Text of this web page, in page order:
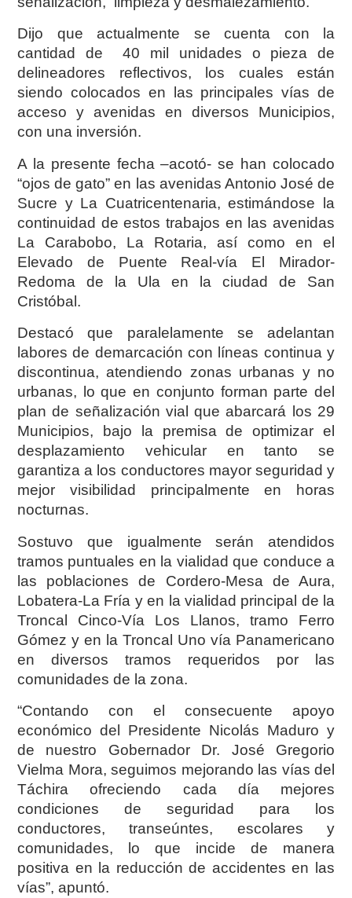
Dijo que actualmente se cuenta con la
cantidad de 40 mil unidades o pieza de
delineadores reflectivos, los cuales están
siendo colocados en las principales vías de
acceso y avenidas en diversos Municipios,
con una inversión.
A la presente fecha –acotó- se han colocado
“ojos de gato” en las avenidas Antonio José de
Sucre y La Cuatricentenaria, estimándose la
continuidad de estos trabajos en las avenidas
La Carabobo, La Rotaria, así como en el
Elevado de Puente Real-vía El Mirador-
Redoma de la Ula en la ciudad de San
Cristóbal.
Destacó que paralelamente se adelantan
labores de demarcación con líneas continua y
discontinua, atendiendo zonas urbanas y no
urbanas, lo que en conjunto forman parte del
plan de señalización vial que abarcará los 29
Municipios, bajo la premisa de optimizar el
desplazamiento vehicular en tanto se
garantiza a los conductores mayor seguridad y
mejor visibilidad principalmente en horas
nocturnas.
Sostuvo que igualmente serán atendidos
tramos puntuales en la vialidad que conduce a
las poblaciones de Cordero-Mesa de Aura,
Lobatera-La Fría y en la vialidad principal de la
Troncal Cinco-Vía Los Llanos, tramo Ferro
Gómez y en la Troncal Uno vía Panamericano
en diversos tramos requeridos por las
comunidades de la zona.
“Contando con el consecuente apoyo
económico del Presidente Nicolás Maduro y
de nuestro Gobernador Dr. José Gregorio
Vielma Mora, seguimos mejorando las vías del
Táchira ofreciendo cada día mejores
condiciones de seguridad para los
conductores, transeúntes, escolares y
comunidades, lo que incide de manera
positiva en la reducción de accidentes en las
vías”, apuntó.